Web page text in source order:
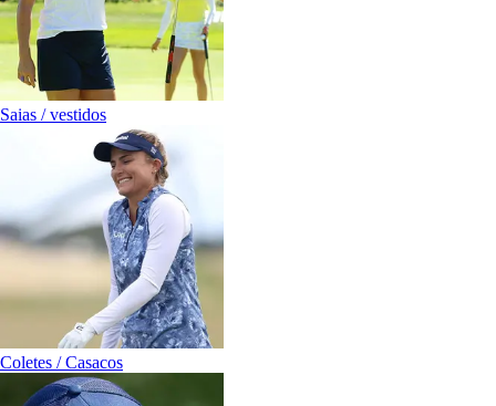
Saias / vestidos
Coletes / Casacos